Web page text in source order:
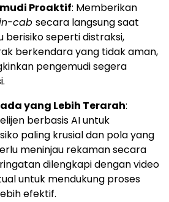
Proaktif: Memberikan
cab secara langsung saat
berisiko seperti distraksi,
berkendara yang tidak aman,
pengemudi segera
yang Lebih Terarah:
berbasis AI untuk
paling krusial dan pola yang
meninjau rekaman secara
dilengkapi dengan video
untuk mendukung proses
efektif.